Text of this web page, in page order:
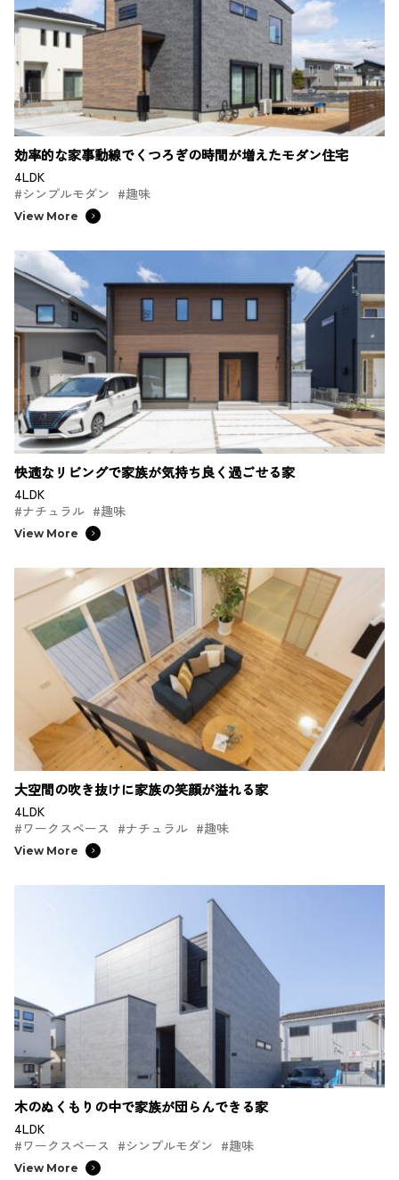
効率的な家事動線でくつろぎの時間が増えたモダン住宅
4LDK
#シンプルモダン #趣味
View More
快適なリビングで家族が気持ち良く過ごせる家
4LDK
#ナチュラル #趣味
View More
大空間の吹き抜けに家族の笑顔が溢れる家
4LDK
#ワークスペース #ナチュラル #趣味
View More
木のぬくもりの中で家族が団らんできる家
4LDK
#ワークスペース #シンプルモダン #趣味
View More